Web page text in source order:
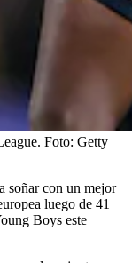
Foto: Getty
soñar con un mejor
luego de 41
Boys este